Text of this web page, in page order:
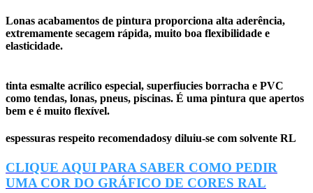
Lonas acabamentos de pintura proporciona alta aderência,
extremamente secagem rápida, muito boa flexibilidade e
elasticidade.
tinta esmalte acrílico especial, superfiucies borracha e PVC
como tendas, lonas, pneus, piscinas. É uma pintura que apertos
bem e é muito flexível.
espessuras respeito recomendadosy diluiu-se com solvente RL
CLIQUE AQUI PARA SABER COMO PEDIR
UMA COR DO GRÁFICO DE CORES RAL